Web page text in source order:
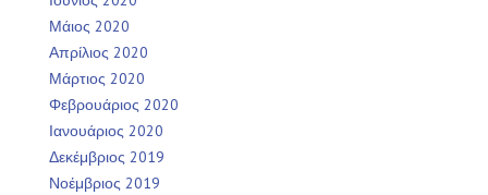
Μάιος 2020
Απρίλιος 2020
Μάρτιος 2020
Φεβρουάριος 2020
Ιανουάριος 2020
Δεκέμβριος 2019
Νοέμβριος 2019